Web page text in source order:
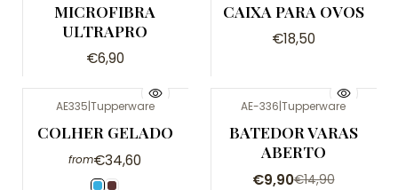
MICROFIBRA
ULTRAPRO
€6,90
CAIXA PARA OVOS
€18,50
AE335|Tupperware
COLHER GELADO
from€34,60
-34%
AE-336|Tupperware
BATEDOR VARAS
ABERTO
€9,90€14,90